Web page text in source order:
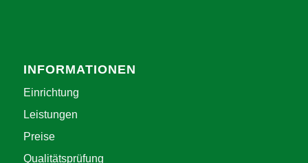
INFORMATIONEN
Einrichtung
Leistungen
Preise
Qualitätsprüfung